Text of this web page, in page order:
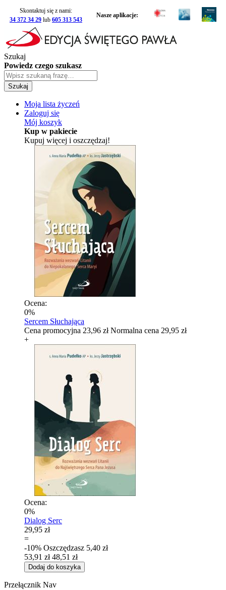
Skontaktuj się z nami:
34 372 34 29 lub 605 313 543
Nasze aplikacje:
Szukaj
Powiedz czego szukasz
Szukaj
Moja lista życzeń
Zaloguj się
Mój koszyk
Kup w pakiecie
Kupuj więcej i oszczędzaj!
Ocena:
0%
Sercem Słuchająca
Cena promocyjna 23,96 zł Normalna cena 29,95 zł
+
Ocena:
0%
Dialog Serc
29,95 zł
=
-10% Oszczędzasz 5,40 zł
53,91 zł 48,51 zł
Dodaj do koszyka
Przełącznik Nav